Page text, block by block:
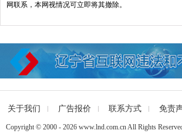
网联系，本网视情况可立即将其撤除。
关于我们 广告报价 联系方式 免责
Copyright © 2000 - 2026 www.lnd.com.cn All Rights